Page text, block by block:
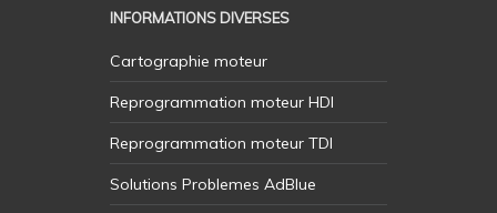
INFORMATIONS DIVERSES
Cartographie moteur
Reprogrammation moteur HDI
Reprogrammation moteur TDI
Solutions Problemes AdBlue